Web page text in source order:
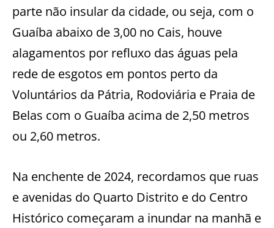
parte não insular da cidade, ou seja, com o
Guaíba abaixo de 3,00 no Cais, houve
alagamentos por refluxo das águas pela
rede de esgotos em pontos perto da
Voluntários da Pátria, Rodoviária e Praia de
Belas com o Guaíba acima de 2,50 metros
ou 2,60 metros.
Na enchente de 2024, recordamos que ruas
e avenidas do Quarto Distrito e do Centro
Histórico começaram a inundar na manhã e